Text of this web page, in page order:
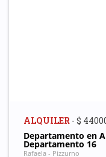
ALQUILER - $
Departamento en
Departamento 16
Rafaela - Pizzurno